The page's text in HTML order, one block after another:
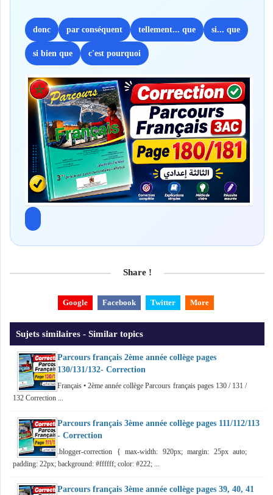
donc par conséquent tellement... que si... que
si bien que c'est pourquoi
Share !
Google Facebook Twitter More
Sujets similaires - Similar topics
Parcours français 2ème année collège pages
130/131/132- Correction
Français • 2ème année collège Parcours français pages 130 / 131 /
132 Correction ...
Parcours français 3ème année collège pages 111/112/113
- Correction
.blogger-correction { max-width: 920px; margin: 25px auto;
padding: 22px; background: #ffffff; color: #222; ...
Parcours français 3ème année collège pages 39, 40, 41